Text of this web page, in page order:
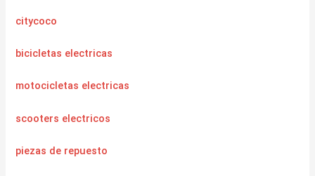
citycoco
bicicletas electricas
motocicletas electricas
scooters electricos
piezas de repuesto